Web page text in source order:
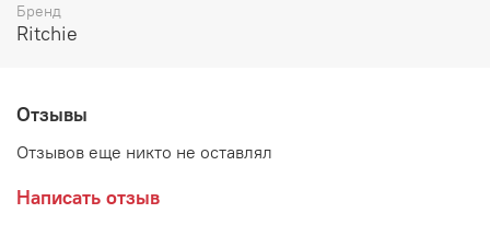
Бренд
Ritchie
Отзывы
Отзывов еще никто не оставлял
Написать отзыв